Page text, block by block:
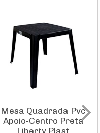
Mesa Quadrada Pvc
Apoio-Centro Preta